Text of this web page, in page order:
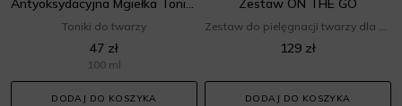
Antyoksydacyjna Mgiełka Tonizująca
Toniki do twarzy
47 zł
100 ml
DODAJ DO KOSZYKA
Zestaw ON THE GO
129 zł
DODAJ DO KOSZYKA